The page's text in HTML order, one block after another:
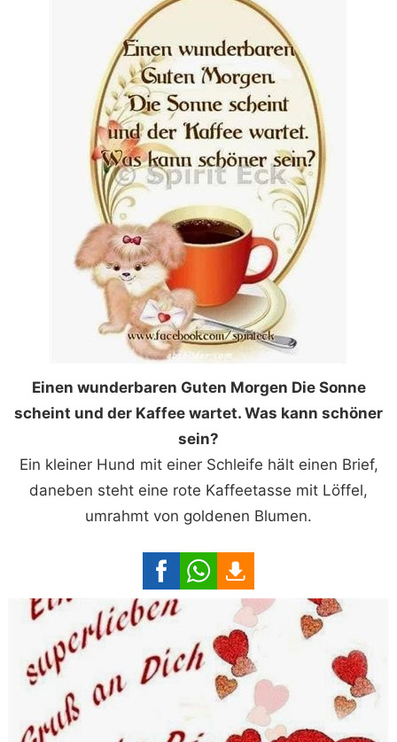
Einen wunderbaren Guten Morgen Die Sonne
scheint und der Kaffee wartet. Was kann schöner
sein?
Ein kleiner Hund mit einer Schleife hält einen Brief,
daneben steht eine rote Kaffeetasse mit Löffel,
umrahmt von goldenen Blumen.